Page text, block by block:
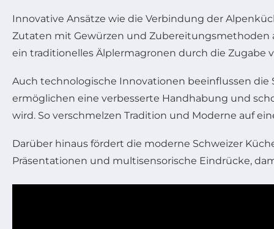
Innovative Ansätze wie die Verbindung der
Zutaten mit Gewürzen und Zubereitungsmethoden
ein traditionelles Älplermagronen durch die Zugabe
Auch technologische Innovationen beeinflussen die
ermöglichen eine verbesserte Handhabung und
wird. So verschmelzen Tradition und Moderne auf
Darüber hinaus fördert die moderne Schweizer
Präsentationen und multisensorische Eindrücke,